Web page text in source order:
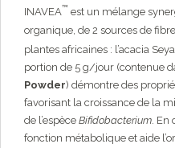
INAVEA™ est un mélange
organique, de 2 sources de
plantes africaines : l’acacia
portion de 5 g/jour (contenue
Powder) démontre des
favorisant la croissance de la
de l’espèce Bifidobacterium. En
fonction métabolique et aide